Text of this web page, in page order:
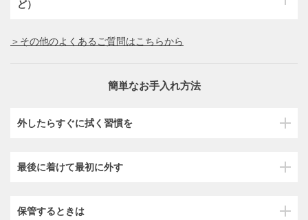
ど）
＞その他のよくあるご質問はこちらから
簡単なお手入れ方法
外したらすぐに拭く習慣を
最後に着けて最初に外す
保管するときは